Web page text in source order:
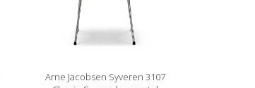
Arne Jacobsen Syveren 3107